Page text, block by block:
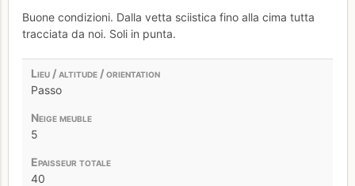
Buone condizioni. Dalla vetta sciistica fino alla cima tutta
tracciata da noi. Soli in punta.
Passo
5
40